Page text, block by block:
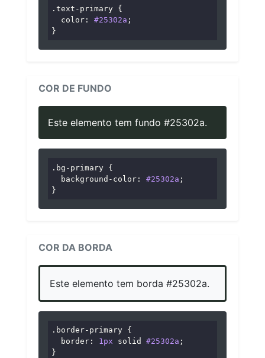
.text-primary {
color : #25302a ;
}
COR DE FUNDO
Este elemento tem fundo #25302a.
.bg-primary {
background-color : #25302a ;
}
COR DA BORDA
Este elemento tem borda #25302a.
.border-primary {
border : 1px solid #25302a ;
}